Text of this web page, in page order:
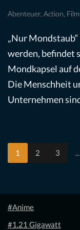
Abenteuer Action Film
„Nur
werden, befindet
Mondkapsel auf
Die Menschheit
Unternehmen
1 2 3
#Anime
#1.21 Gigawatt